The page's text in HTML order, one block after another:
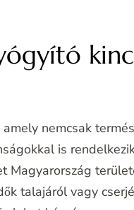
nemcsak
is
Magyarország
talajáról vagy